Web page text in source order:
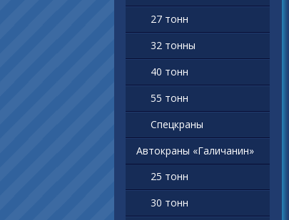
27 тонн
32 тонны
40 тонн
55 тонн
Спецкраны
Автокраны «Галичанин»
25 тонн
30 тонн